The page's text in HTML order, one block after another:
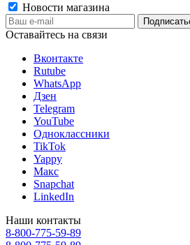
Новости магазина
Оставайтесь на связи
Вконтакте
Rutube
WhatsApp
Дзен
Telegram
YouTube
Одноклассники
TikTok
Yappy
Макс
Snapchat
LinkedIn
Наши контакты
8-800-775-59-89